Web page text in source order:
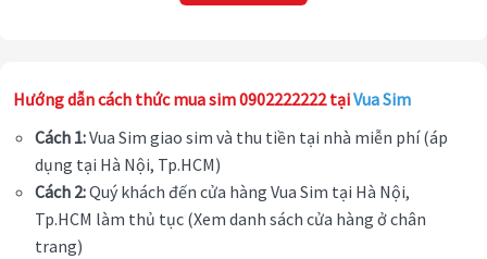
Hướng dẫn cách thức mua sim 0902222222 tạiVua Sim
Cách 1:Vua Sim giao sim và thu tiền tại nhà miễn phí (áp
dụng tại Hà Nội, Tp.HCM)
Cách 2:Quý khách đến cửa hàng Vua Sim tại Hà Nội,
Tp.HCM làm thủ tục (Xem danh sách cửa hàng ở chân
trang)